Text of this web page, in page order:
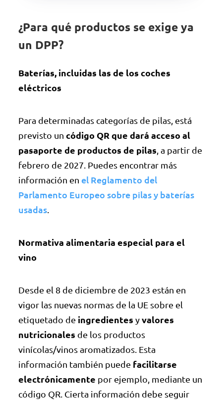
¿Para qué productos se exige ya
un DPP?
Baterías, incluidas las de los coches
eléctricos
Para determinadas categorías de pilas, está
previsto uncódigo QR que dará acceso al
pasaporte de productos de pilas , a partir de
febrero de 2027. Puedes encontrar más
información en el Reglamento del
Parlamento Europeo sobre pilas y baterías
usadas
Normativa alimentaria especial para el
vino
Desde el 8 de diciembre de 2023 están en
vigor las nuevas normas de la UE sobre el
etiquetado de ingredientesyvalores
nutricionales de los productos
vinícolas/vinos aromatizados. Esta
información también puede facilitarse
electrónicamente por ejemplo, mediante un
código QR. Cierta información debe seguir